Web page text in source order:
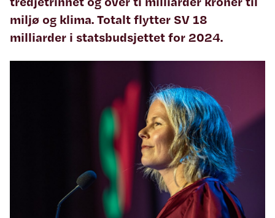
miljø og klima. Totalt flytter SV 18
milliarder i statsbudsjettet for 2024.